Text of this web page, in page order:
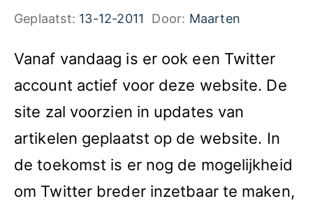
Geplaatst: 13-12-2011 Door: Maarten
Vanaf vandaag is er ook een Twitter
account actief voor deze website. De
site zal voorzien in updates van
artikelen geplaatst op de website. In
de toekomst is er nog de mogelijkheid
om Twitter breder inzetbaar te maken,